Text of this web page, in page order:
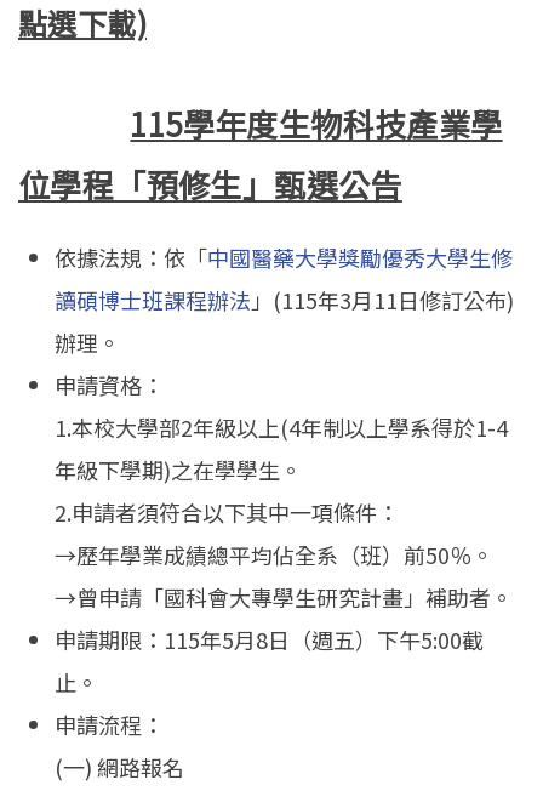
點選下載)
115學年度生物科技產業學
位學程「預修生」甄選公告
依據法規：依「中國醫藥大學獎勵優秀大學生修
讀碩博士班課程辦法 」(115年3月11日修訂公布)
辦理。
申請資格：
1.本校大學部2年級以上(4年制以上學系得於1-4
年級下學期)之在學學生。
2.申請者須符合以下其中一項條件：
→歷年學業成績總平均佔全系（班）前50％。
→曾申請「國科會大專學生研究計畫」補助者。
申請期限：115年5月8日（週五）下午5:00截
止。
申請流程：
(一) 網路報名